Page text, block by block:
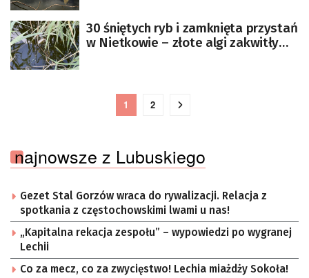
30 śniętych ryb i zamknięta przystań
w Nietkowie – złote algi zakwitły
1 2
najnowsze z Lubuskiego
Gezet Stal Gorzów wraca do rywalizacji. Relacja z
spotkania z częstochowskimi lwami u nas!
„Kapitalna rekacja zespołu” – wypowiedzi po wygranej
Lechii
Co za mecz, co za zwycięstwo! Lechia miażdży Sokoła!